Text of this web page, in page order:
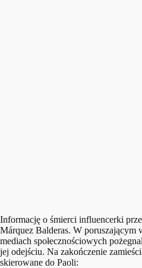
Informację o śmierci influencerki
Márquez Balderas. W
mediach społecznościowych
jej odejściu. Na zakończenie
skierowane do Paoli: